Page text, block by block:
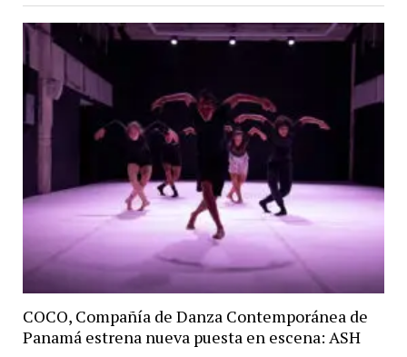
COCO, Compañía de Danza Contemporánea de
Panamá estrena nueva puesta en escena: ASH